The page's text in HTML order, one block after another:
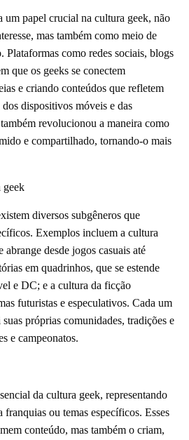
um papel crucial na cultura geek, não
mas também como meio de
Plataformas como redes sociais, blogs
que os geeks se conectem
e criando conteúdos que refletem
dispositivos móveis e das
revolucionou a maneira como
e compartilhado, tornando-o mais
geek
diversos subgêneros que
Exemplos incluem a cultura
desde jogos casuais até
em quadrinhos, que se estende
e DC; e a cultura da ficção
futuristas e especulativos. Cada um
suas próprias comunidades, tradições e
e campeonatos.
da cultura geek, representando
franquias ou temas específicos. Esses
conteúdo, mas também o criam,